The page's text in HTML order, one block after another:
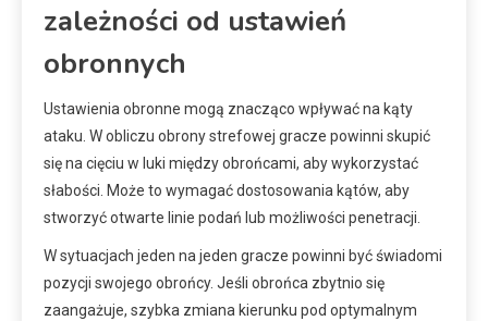
zależności od ustawień
obronnych
Ustawienia obronne mogą znacząco wpływać na kąty
ataku. W obliczu obrony strefowej gracze powinni skupić
się na cięciu w luki między obrońcami, aby wykorzystać
słabości. Może to wymagać dostosowania kątów, aby
stworzyć otwarte linie podań lub możliwości penetracji.
W sytuacjach jeden na jeden gracze powinni być świadomi
pozycji swojego obrońcy. Jeśli obrońca zbytnio się
zaangażuje, szybka zmiana kierunku pod optymalnym